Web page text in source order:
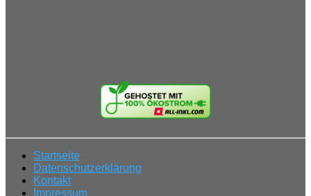
Startseite
Datenschutzerklärung
Kontakt
Impressum